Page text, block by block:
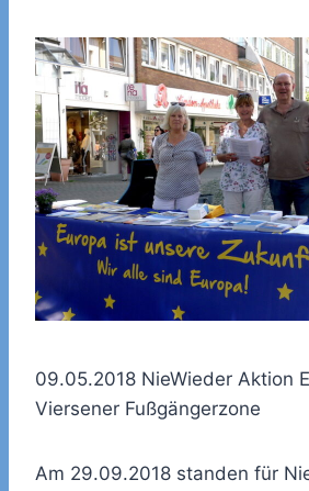
09.05.2018 NieWieder Aktion
Viersener Fußgängerzone
Am 29.09.2018 standen für